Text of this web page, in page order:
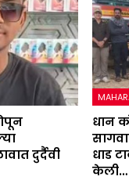
दुर्दैवी
धान
धाड
केली…